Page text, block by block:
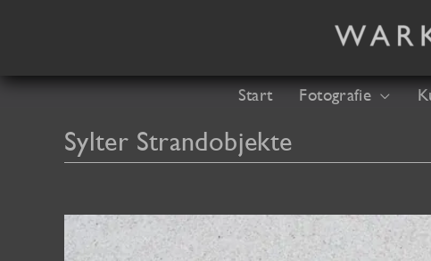
Start Fotografie
Sylter Strandobjekte